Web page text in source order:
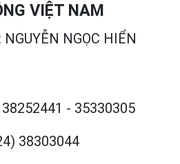
VIỆT NAM
NGỌC HIỂN
- 35330305
38303044